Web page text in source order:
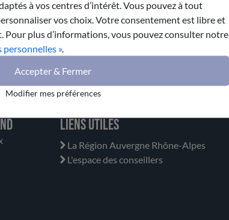
Liens utiles
La Région Auvergne Rhône-Alpes
L'espace des conseillers
à vos centres d’intérêt. Vous pouvez à tout
vos choix. Votre consentement est libre et
plus d’informations, vous pouvez consulter notre
personnelles ».
Accepter & Fermer
Modifier mes préférences